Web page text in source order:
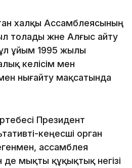
халқы Ассамблеясының
толады және Алғыс айту
ұйым 1995 жылы
келісім мен
нығайту мақсатында
Президент
кеңесші орган
ассамблея
де мықты құқықтық негізі